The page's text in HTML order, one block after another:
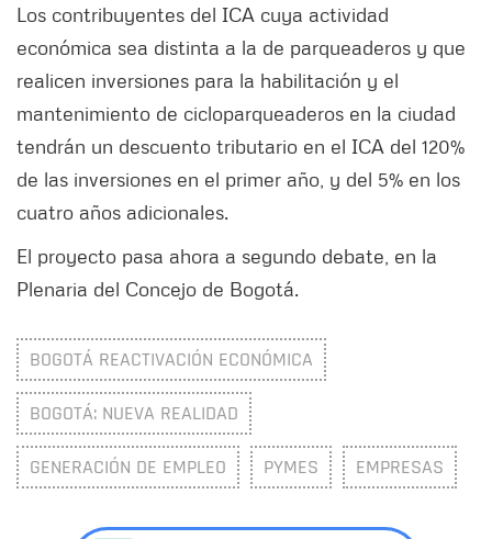
Los contribuyentes del ICA cuya actividad
económica sea distinta a la de parqueaderos y que
realicen inversiones para la habilitación y el
mantenimiento de cicloparqueaderos en la ciudad
tendrán un descuento tributario en el ICA del 120%
de las inversiones en el primer año, y del 5% en los
cuatro años adicionales.
El proyecto pasa ahora a segundo debate, en la
Plenaria del Concejo de Bogotá.
BOGOTÁ REACTIVACIÓN ECONÓMICA
BOGOTÁ: NUEVA REALIDAD
GENERACIÓN DE EMPLEO PYMES EMPRESAS